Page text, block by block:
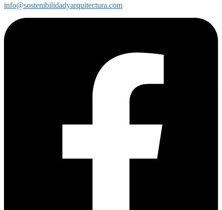
info@sostenibilidadyarquitectura.com